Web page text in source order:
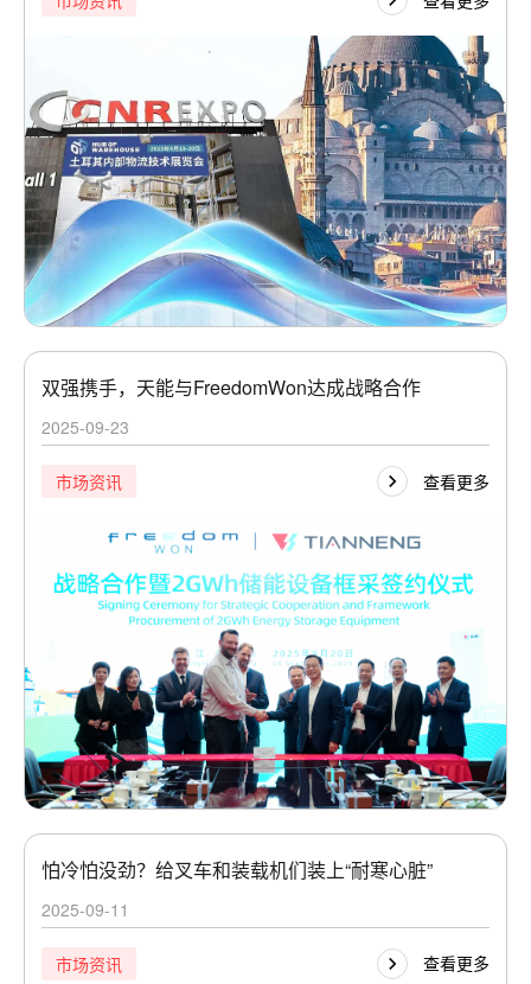
双强携手，天能与FreedomWon达成战略合作
2025-09-23
市场资讯 查看更多
怕冷怕没劲？给叉车和装载机们装上“耐寒心脏”
2025-09-11
市场资讯 查看更多